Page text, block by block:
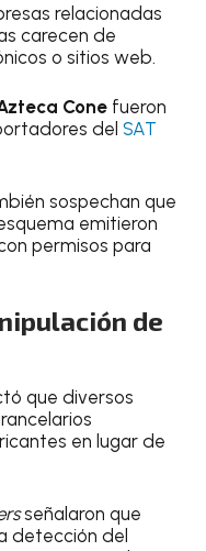
relacionadas
carecen de
o sitios web.
Cone fueron
delSAT
sospechan que
emitieron
permisos para
de
que diversos
en lugar de
señalaron que
detección del